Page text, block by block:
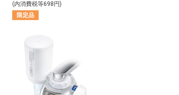
交換用カートリッジ2
個入り MKC.MX2J
(内消費税等698円)
限定品